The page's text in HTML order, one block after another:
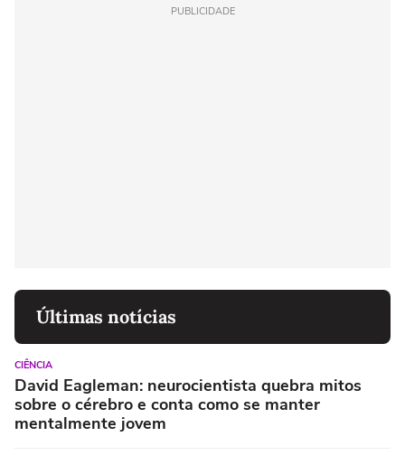
PUBLICIDADE
Últimas notícias
CIÊNCIA
David Eagleman: neurocientista quebra mitos
sobre o cérebro e conta como se manter
mentalmente jovem